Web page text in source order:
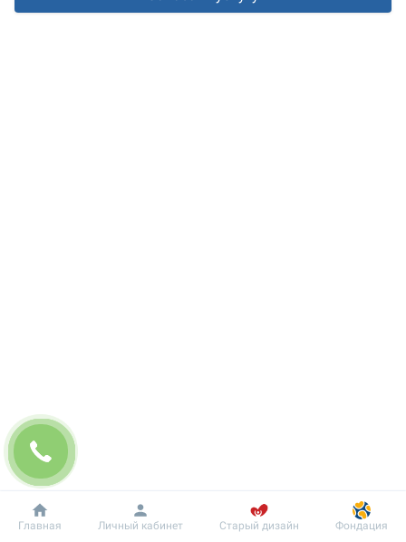
Добробут Информация Пациенту
Главная Личный кабинет Старый дизайн Фондация